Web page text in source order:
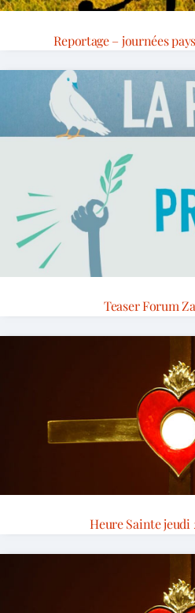
Reportage – journées
Teaser Forum
Heure Sainte jeudi